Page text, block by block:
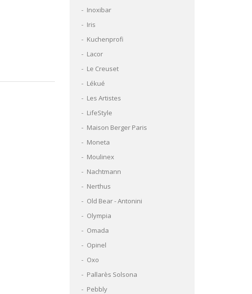
Inoxibar
Iris
Kuchenprofi
Lacor
Le Creuset
Lékué
Les Artistes
LifeStyle
Maison Berger Paris
Moneta
Moulinex
Nachtmann
Nerthus
Old Bear - Antonini
Olympia
Omada
Opinel
Oxo
Pallarès Solsona
Pebbly